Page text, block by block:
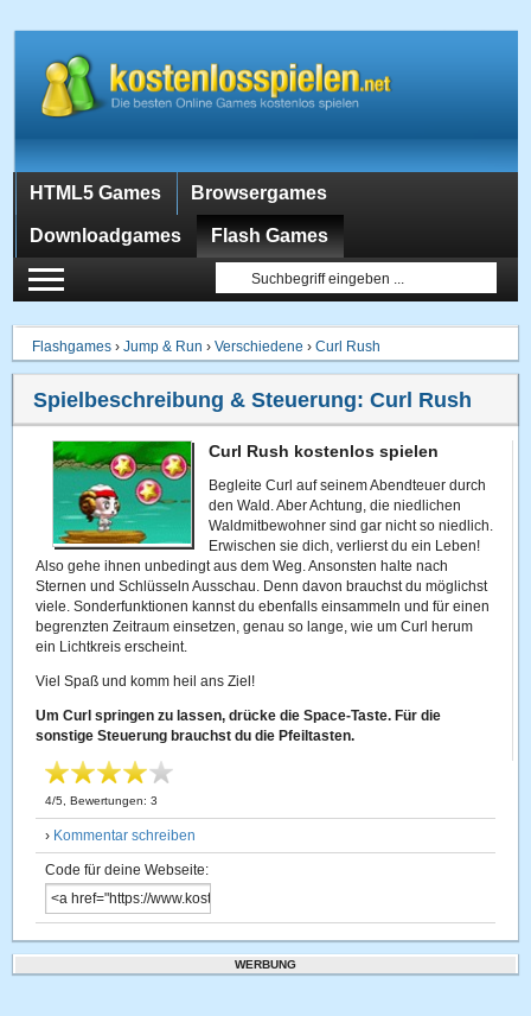
HTML5 Games Browsergames
Downloadgames Flash Games
Flashgames ›Jump & Run ›Verschiedene ›Curl Rush
Spielbeschreibung & Steuerung:Curl Rush
Curl Rush kostenlos spielen
Begleite Curl auf seinem Abendteuer durch
den Wald. Aber Achtung, die niedlichen
Waldmitbewohner sind gar nicht so niedlich.
Erwischen sie dich, verlierst du ein Leben!
Also gehe ihnen unbedingt aus dem Weg. Ansonsten halte nach
Sternen und Schlüsseln Ausschau. Denn davon brauchst du möglichst
viele. Sonderfunktionen kannst du ebenfalls einsammeln und für einen
begrenzten Zeitraum einsetzen, genau so lange, wie um Curl herum
ein Lichtkreis erscheint.
Viel Spaß und komm heil ans Ziel!
Um Curl springen zu lassen, drücke die Space-Taste. Für die
sonstige Steuerung brauchst du die Pfeiltasten.
4/5 , Bewertungen:3
› Kommentar schreiben
Code für deine Webseite:
WERBUNG